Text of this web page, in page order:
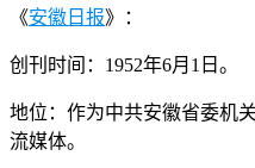
《安徽日报》：
创刊时间：1952年6月1日。
地位：作为中共安徽省委机
流媒体。